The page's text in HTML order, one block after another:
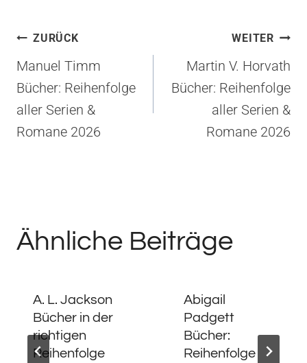
Beitragsnavigation
ZURÜCK
Manuel Timm
Bücher: Reihenfolge
aller Serien &
Romane 2026
WEITER
Martin V. Horvath
Bücher: Reihenfolge
aller Serien &
Romane 2026
Ähnliche Beiträge
A. L. Jackson
Bücher in der
richtigen
Reihenfolge
Abigail
Padgett
Bücher:
Reihenfolge